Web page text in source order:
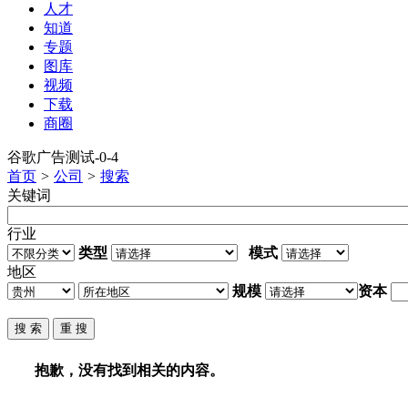
人才
知道
专题
图库
视频
下载
商圈
谷歌广告测试-0-4
首页 > 公司 > 搜索
关键词
行业
类型
模式
地区
规模
资本
抱歉，没有找到相关的内容。